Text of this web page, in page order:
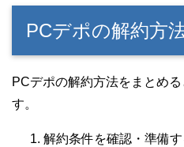
PCデポの解約方
PCデポの解約方法をまとめ
す。
解約条件を確認・準備す